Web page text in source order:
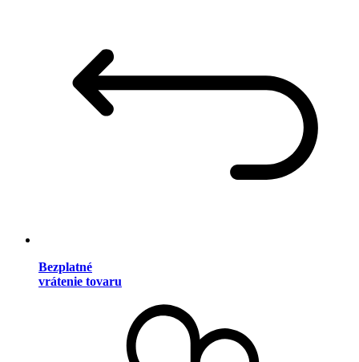
Bezplatné
vrátenie tovaru